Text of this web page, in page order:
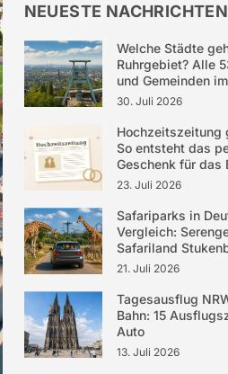
NEUESTE NACHRICHTEN
Welche Städte
Ruhrgebiet? Alle
und Gemeinden
30. Juli 2026
Hochzeitszeitung
So entsteht das
Geschenk für das
23. Juli 2026
Safariparks in
Vergleich:
Safariland
21. Juli 2026
Tagesausflug
Bahn: 15
Auto
13. Juli 2026